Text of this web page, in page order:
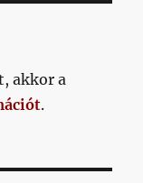
akkor a
.